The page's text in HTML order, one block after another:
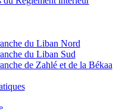
du Liban Nord
du Liban Sud
de Zahlé et de la Békaa